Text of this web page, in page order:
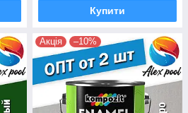
Купити
Акція –10%